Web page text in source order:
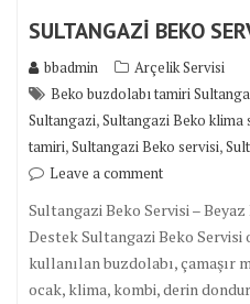
SULTANGAZİ BEKO
bbadmin
Arçelik Servisi
Beko buzdolabı tamiri
Sultangazi,Sultangazi Beko klima
tamiri,Sultangazi Beko servisi,
Leave a comment
Sultangazi Beko Servisi –
Destek Sultangazi Beko
kullanılan buzdolabı, çamaşır
ocak, klima, kombi, derin